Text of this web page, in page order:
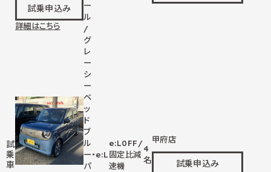
試乗申込み
詳細はこちら
ー
ル
/
グ
レ
ー
試
乗
車
シ
ー
ベ
ッ
ド
ブ
ル
ー・
パ
e:L
e:L0FF/
固定比減
速機
4
名
甲府店
試乗申込み